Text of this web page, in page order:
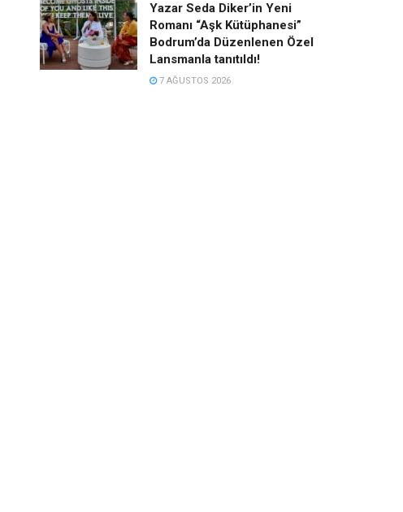
Yazar Seda Diker’in Yeni
Romanı “Aşk Kütüphanesi”
Bodrum’da Düzenlenen Özel
Lansmanla tanıtıldı!
7 AĞUSTOS 2026